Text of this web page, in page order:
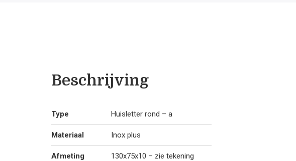
Beschrijving
Type Huisletter rond – a
Materiaal Inox plus
Afmeting 130x75x10 – zie tekening